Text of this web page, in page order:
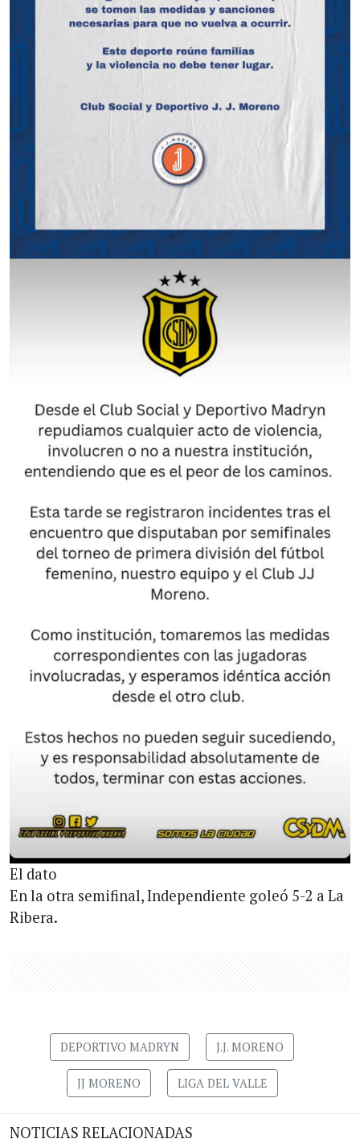
El dato
En la otra semifinal, Independiente goleó 5-2 a La
Ribera.
DEPORTIVO MADRYN J.J. MORENO
JJ MORENO LIGA DEL VALLE
NOTICIAS RELACIONADAS